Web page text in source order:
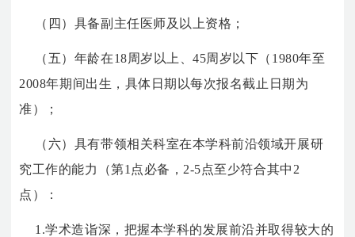
（四）具备副主任医师及以上资格；
（五）年龄在18周岁以上、45周岁以下（1980年至
2008年期间出生，具体日期以每次报名截止日期为
准）；
（六）具有带领相关科室在本学科前沿领域开展研
究工作的能力（第1点必备，2-5点至少符合其中2
点）：
1.学术造诣深，把握本学科的发展前沿并取得较大的